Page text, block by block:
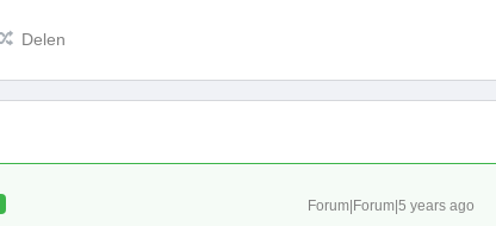
Delen
Forum|Forum|5 years ago